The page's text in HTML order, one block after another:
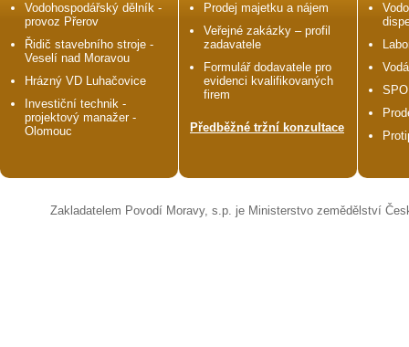
Vodohospodářský dělník -
provoz Přerov
Řidič stavebního stroje -
Veselí nad Moravou
Hrázný VD Luhačovice
Investiční technik -
projektový manažer -
Olomouc
Prodej majetku a nájem
Veřejné zakázky – profil
zadavatele
Formulář dodavatele pro
evidenci kvalifikovaných
firem
Předběžné tržní konzultace
Zakladatelem Povodí Moravy, s.p. je Ministerstvo zemědělství